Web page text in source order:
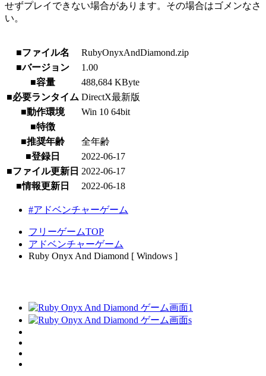
せずプレイできない場合があります。その場合はゴメンなさ
い。
■ファイル名
RubyOnyxAndDiamond.zip
■バージョン
1.00
■容量
488,684 KByte
■必要ランタイム DirectX最新版
■動作環境
Win 10 64bit
■特徴
■推奨年齢
全年齢
■登録日
2022-06-17
■ファイル更新日 2022-06-17
■情報更新日
2022-06-18
#アドベンチャーゲーム
フリーゲームTOP
アドベンチャーゲーム
Ruby Onyx And Diamond [ Windows ]